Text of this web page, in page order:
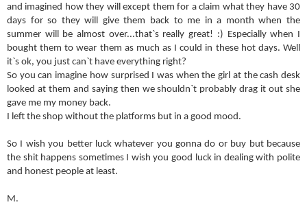
and imagined how they will except them for a claim what they have 30
days for so they will give them back to me in a month when the
summer will be almost over...that`s really great! :) Especially when I
bought them to wear them as much as I could in these hot days. Well
it`s ok, you just can`t have everything right?
So you can imagine how surprised I was when the girl at the cash desk
looked at them and saying then we shouldn`t probably drag it out she
gave me my money back.
I left the shop without the platforms but in a good mood.
So I wish you better luck whatever you gonna do or buy but because
the shit happens sometimes I wish you good luck in dealing with polite
and honest people at least.
M.